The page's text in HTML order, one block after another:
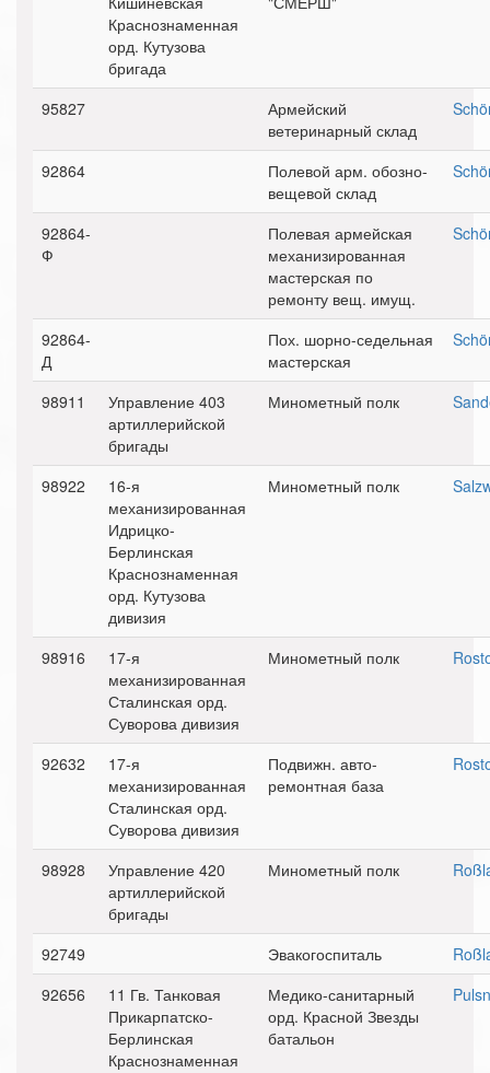
Краснознаменная
орд. Кутузова
бригада
95827
Армейский
ветеринарный склад
92864
Полевой арм. обозно-
вещевой склад
92864-
Ф
Полевая армейская
механизированная
мастерская по
ремонту вещ. имущ.
92864-
Д
Пох. шорно-седельная
мастерская
98911
Управление 403
артиллерийской
бригады
Минометный полк
98922
16-я
механизированная
Идрицко-
Берлинская
Краснознаменная
орд. Кутузова
дивизия
Минометный полк
98916
17-я
механизированная
Сталинская орд.
Суворова дивизия
Минометный полк
92632
17-я
механизированная
Сталинская орд.
Суворова дивизия
Подвижн. авто-
ремонтная база
98928
Управление 420
артиллерийской
бригады
Минометный полк
92749 Эвакогоспиталь
92656
11 Гв. Танковая
Прикарпатско-
Берлинская
Краснознаменная
Медико-санитарный
орд. Красной Звезды
батальон